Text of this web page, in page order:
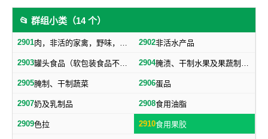
📂 群组小类（14 个）
2901 肉，非活的家禽，野味，肉汁 2902非活水产品
2903 罐头食品（软包装食品不包括在内，随原料制成品归类） 2904 腌渍、干制水果及果蔬制零食小吃
2905腌制、干制蔬菜 2906蛋品
2907奶及乳制品 2908食用油脂
2909色拉 2910食用果胶